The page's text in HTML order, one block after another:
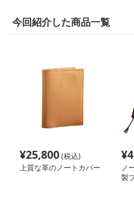
今回紹介した商品一覧
¥25,800(税込)
上質な革のノートカバー
¥
ノ
製